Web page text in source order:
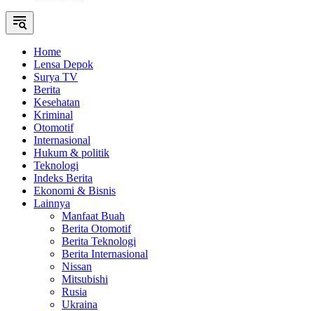
Home
Lensa Depok
Surya TV
Berita
Kesehatan
Kriminal
Otomotif
Internasional
Hukum & politik
Teknologi
Indeks Berita
Ekonomi & Bisnis
Lainnya
Manfaat Buah
Berita Otomotif
Berita Teknologi
Berita Internasional
Nissan
Mitsubishi
Rusia
Ukraina